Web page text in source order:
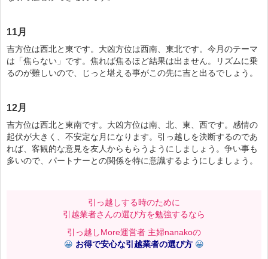
11月
吉方位は西北と東です。大凶方位は西南、東北です。今月のテーマ
は「焦らない」です。焦れば焦るほど結果は出ません。リズムに乗
るのが難しいので、じっと堪える事がこの先に吉と出るでしょう。
12月
吉方位は西北と東南です。大凶方位は南、北、東、西です。感情の
起伏が大きく、不安定な月になります。引っ越しを決断するのであ
れば、客観的な意見を友人からもらうようにしましょう。争い事も
多いので、パートナーとの関係を特に意識するようにしましょう。
引っ越しする時のために
引越業者さんの選び方を勉強するなら
引っ越しMore運営者 主婦nanakoの
😀 お得で安心な引越業者の選び方 😀